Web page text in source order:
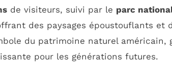
de visiteurs, suivi par le parc
des paysages époustouflants et
du patrimoine naturel
pour les générations futures.